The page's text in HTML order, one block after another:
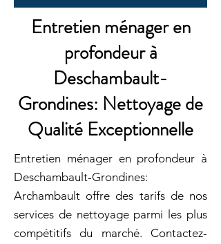
Entretien ménager en
profondeur à
Deschambault-
Grondines: Nettoyage de
Qualité Exceptionnelle
Entretien ménager en profondeur à
Deschambault-Grondines:
Archambault offre des tarifs de nos
services de nettoyage parmi les plus
compétitifs du marché. Contactez-